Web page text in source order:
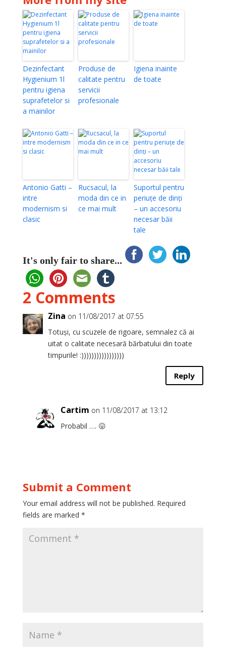
Dezinfectant
Hygienium 1l
pentru igiena
suprafetelor si
a mainilor
Produse de
calitate pentru
servicii
profesionale
Igiena inainte
de toate
Antonio Gatti –
intre
modernism si
clasic
Rucsacul, la
moda din ce in
ce mai mult
Suportul pentru
periuțe de dinți
– un accesoriu
necesar băii
tale
It's only fair to share...
2 Comments
Zina on 11/08/2017 at 07:55
Totuși, cu scuzele de rigoare, semnalez că ai
uitat o calitate necesară bărbatului din toate
timpurile! :)))))))))))))))))
Reply
Cartim on 11/08/2017 at 13:12
Probabil …. 😛
Submit a Comment
Your email address will not be published. Required
fields are marked *